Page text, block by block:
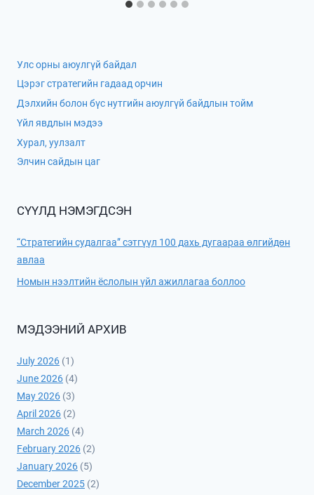
Улс орны аюулгүй байдал
Цэрэг стратегийн гадаад орчин
Дэлхийн болон бүс нутгийн аюулгүй байдлын тойм
Үйл явдлын мэдээ
Хурал, уулзалт
Элчин сайдын цаг
СҮҮЛД НЭМЭГДСЭН
“Стратегийн судалгаа” сэтгүүл 100 дахь дугаараа өлгийдөн
авлаа
Номын нээлтийн ёслолын үйл ажиллагаа боллоо
МЭДЭЭНИЙ АРХИВ
July 2026 (1)
June 2026 (4)
May 2026 (3)
April 2026 (2)
March 2026 (4)
February 2026 (2)
January 2026 (5)
December 2025 (2)